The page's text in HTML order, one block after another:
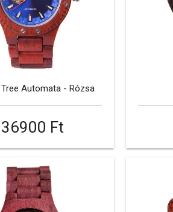
Automata - Rózsa
36900 Ft